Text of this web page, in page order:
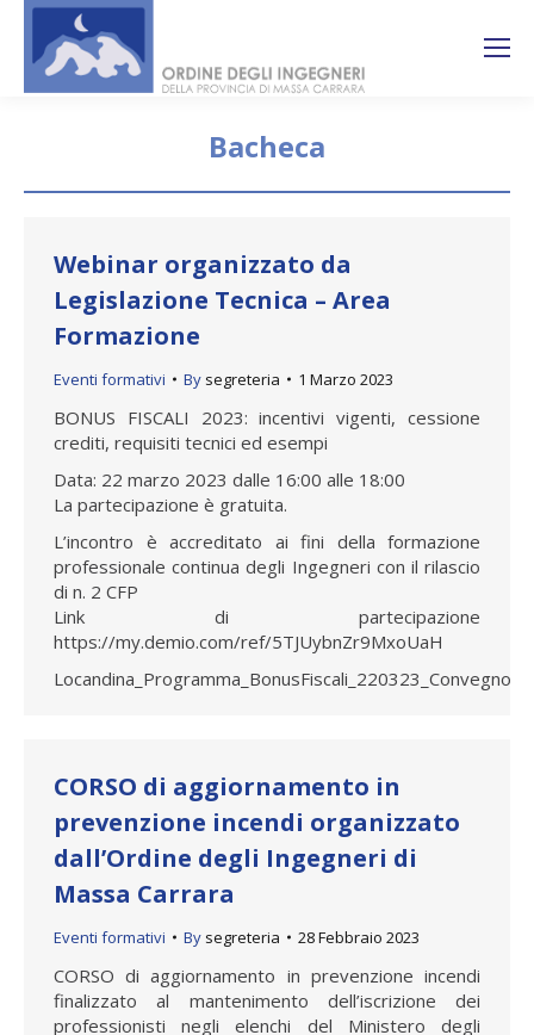
Bacheca
Webinar organizzato da
Legislazione Tecnica – Area
Formazione
Eventi formativi By segreteria 1 Marzo 2023
BONUS FISCALI 2023: incentivi vigenti, cessione
crediti, requisiti tecnici ed esempi
Data: 22 marzo 2023 dalle 16:00 alle 18:00
La partecipazione è gratuita.
L’incontro è accreditato ai fini della formazione
professionale continua degli Ingegneri con il rilascio
di n. 2 CFP
Link di partecipazione
https://my.demio.com/ref/5TJUybnZr9MxoUaH
Locandina_Programma_BonusFiscali_220323_Convegno
CORSO di aggiornamento in
prevenzione incendi organizzato
dall’Ordine degli Ingegneri di
Massa Carrara
Eventi formativi By segreteria 28 Febbraio 2023
CORSO di aggiornamento in prevenzione incendi
finalizzato al mantenimento dell’iscrizione dei
professionisti negli elenchi del Ministero degli